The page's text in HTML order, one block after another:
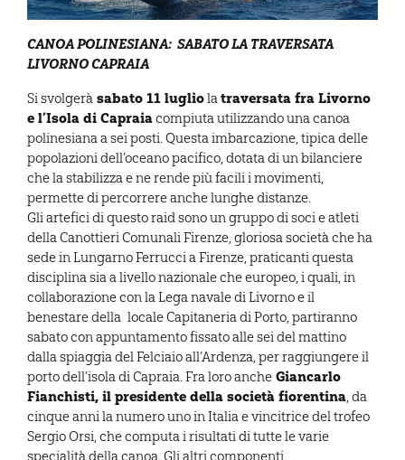
CANOA POLINESIANA: SABATO LA TRAVERSATA
LIVORNO CAPRAIA
Si svolgerà sabato 11 lugliolatraversata fra Livorno
e l’Isola di Capraiacompiuta utilizzando una canoa
polinesiana a sei posti. Questa imbarcazione, tipica delle
popolazioni dell’oceano pacifico, dotata di un bilanciere
che la stabilizza e ne rende più facili i movimenti,
permette di percorrere anche lunghe distanze.
Gli artefici di questo raid sono un gruppo di soci e atleti
della Canottieri Comunali Firenze, gloriosa società che ha
sede in Lungarno Ferrucci a Firenze, praticanti questa
disciplina sia a livello nazionale che europeo, i quali, in
collaborazione con la Lega navale di Livorno e il
benestare della locale Capitaneria di Porto, partiranno
sabato con appuntamento fissato alle sei del mattino
dalla spiaggia del Felciaio all’Ardenza, per raggiungere il
porto dell’isola di Capraia. Fra loro anche Giancarlo
Fianchisti, il presidente della società fiorentina, da
cinque anni la numero uno in Italia e vincitrice del trofeo
Sergio Orsi, che computa i risultati di tutte le varie
specialità della canoa. Gli altri componenti